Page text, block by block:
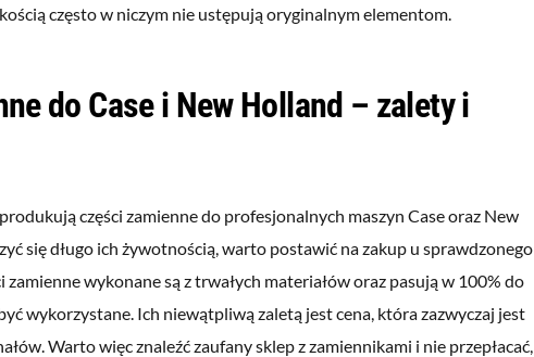
często w niczym nie ustępują oryginalnym elementom.
do Case i New Holland – zalety i
części zamienne do profesjonalnych maszyn Case oraz New
się długo ich żywotnością, warto postawić na zakup u sprawdzonego
zamienne wykonane są z trwałych materiałów oraz pasują w 100% do
wykorzystane. Ich niewątpliwą zaletą jest cena, która zazwyczaj jest
Warto więc znaleźć zaufany sklep z zamiennikami i nie przepłacać,